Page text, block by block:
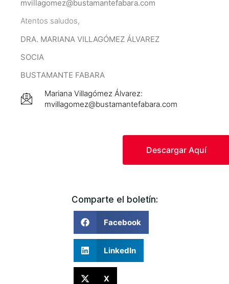
mvillagomez@bustamantefabara.com
Atentos saludos,
DRA. MARIANA VILLAGÓMEZ ÁLVAREZ
SOCIA
BUSTAMANTE FABARA
Mariana Villagómez Álvarez:
mvillagomez@bustamantefabara.com
Descargar Aquí
Comparte el boletín:
Facebook
LinkedIn
X